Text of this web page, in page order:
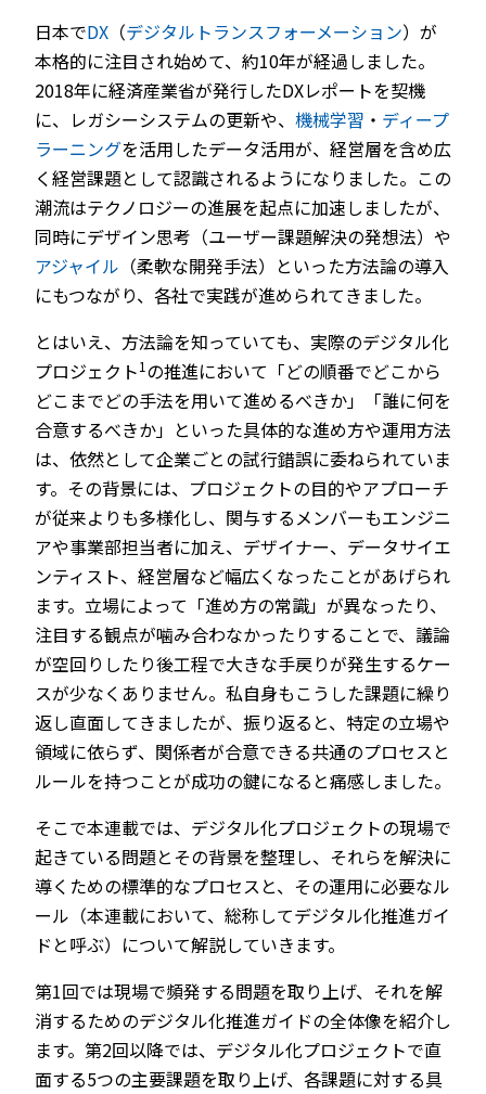
日本でDX （デジタルトランスフォーメーション）が
本格的に注目され始めて、約10年が経過しました。
2018年に経済産業省が発行したDXレポートを契機
に、レガシーシステムの更新や、 機械学習 ・ ディープ
ラーニングを活用したデータ活用が、経営層を含め広
く経営課題として認識されるようになりました。この
潮流はテクノロジーの進展を起点に加速しましたが、
同時にデザイン思考（ユーザー課題解決の発想法）や
アジャイル （柔軟な開発手法）といった方法論の導入
にもつながり、各社で実践が進められてきました。
とはいえ、方法論を知っていても、実際のデジタル化
プロジェクト1 の推進において「どの順番でどこから
どこまでどの手法を用いて進めるべきか」「誰に何を
合意するべきか」といった具体的な進め方や運用方法
は、依然として企業ごとの試行錯誤に委ねられていま
す。その背景には、プロジェクトの目的やアプローチ
が従来よりも多様化し、関与するメンバーもエンジニ
アや事業部担当者に加え、デザイナー、データサイエ
ンティスト、経営層など幅広くなったことがあげられ
ます。立場によって「進め方の常識」が異なったり、
注目する観点が噛み合わなかったりすることで、議論
が空回りしたり後工程で大きな手戻りが発生するケー
スが少なくありません。私自身もこうした課題に繰り
返し直面してきましたが、振り返ると、特定の立場や
領域に依らず、関係者が合意できる共通のプロセスと
ルールを持つことが成功の鍵になると痛感しました。
そこで本連載では、デジタル化プロジェクトの現場で
起きている問題とその背景を整理し、それらを解決に
導くための標準的なプロセスと、その運用に必要なル
ール（本連載において、総称してデジタル化推進ガイ
ドと呼ぶ）について解説していきます。
第1回では現場で頻発する問題を取り上げ、それを解
消するためのデジタル化推進ガイドの全体像を紹介し
ます。第2回以降では、デジタル化プロジェクトで直
面する5つの主要課題を取り上げ、各課題に対する具